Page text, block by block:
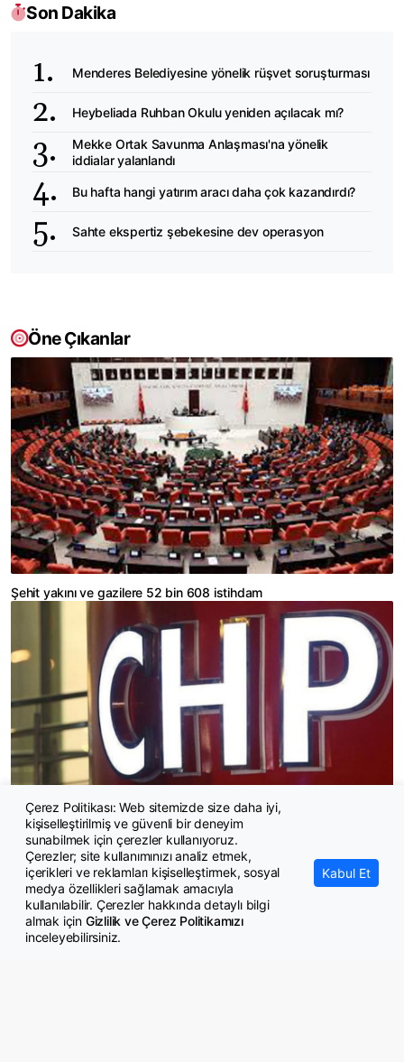
Son Dakika
Menderes Belediyesine yönelik rüşvet soruşturması
Heybeliada Ruhban Okulu yeniden açılacak mı?
Mekke Ortak Savunma Anlaşması'na yönelik
iddialar yalanlandı
Bu hafta hangi yatırım aracı daha çok kazandırdı?
Sahte ekspertiz şebekesine dev operasyon
Öne Çıkanlar
Şehit yakını ve gazilere 52 bin 608 istihdam
232 belediye başkanı CHP'den istifa etti
Çerez Politikası: Web sitemizde size daha iyi,
kişiselleştirilmiş ve güvenli bir deneyim
sunabilmek için çerezler kullanıyoruz.
Çerezler; site kullanımınızı analiz etmek,
içerikleri ve reklamları kişiselleştirmek, sosyal
medya özellikleri sağlamak amacıyla
kullanılabilir. Çerezler hakkında detaylı bilgi
almak için Gizlilik ve Çerez Politikamızı
inceleyebilirsiniz.
Kabul Et